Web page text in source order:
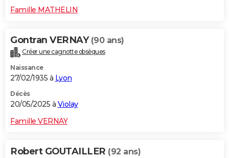
Famille MATHELIN
Gontran VERNAY (90 ans)
Créer une cagnotte obsèques
Naissance
27/02/1935 à Lyon
Décès
20/05/2025 à Violay
Famille VERNAY
Robert GOUTAILLER (92 ans)